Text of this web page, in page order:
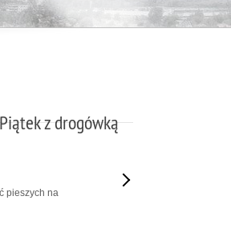
z drogówką
pieszych na